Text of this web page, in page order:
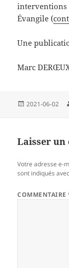
interventions
Évangile (
Une
Marc
Publié
2021-06-02
Laisser un
Votre adresse e-
sont indiqués
COMMENTAIRE